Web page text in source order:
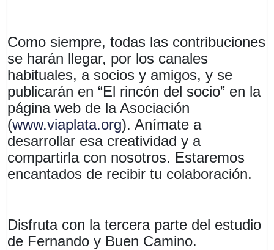
Como siempre, todas las contribuciones
se harán llegar, por los canales
habituales, a socios y amigos, y se
publicarán en “El rincón del socio” en la
página web de la Asociación
(www.viaplata.org). Anímate a
desarrollar esa creatividad y a
compartirla con nosotros. Estaremos
encantados de recibir tu colaboración.
Disfruta con la tercera parte del estudio
de Fernando y Buen Camino.